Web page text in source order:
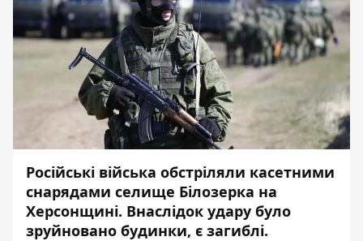
Російські війська обстріляли касетними
снарядами селище Білозерка на
Херсонщині. Внаслідок удару було
зруйновано будинки, є загиблі.